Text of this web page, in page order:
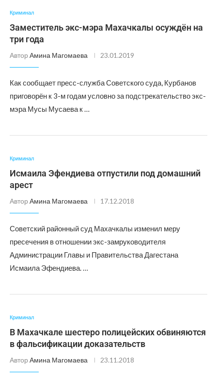
Криминал
Заместитель экс-мэра Махачкалы осуждён на
три года
Автор Амина Магомаева 23.01.2019
Как сообщает пресс-служба Советского суда, Курбанов
приговорён к 3-м годам условно за подстрекательство экс-
мэра Мусы Мусаева к …
Криминал
Исмаила Эфендиева отпустили под домашний
арест
Автор Амина Магомаева 17.12.2018
Советский районный суд Махачкалы изменил меру
пресечения в отношении экс-замруководителя
Администрации Главы и Правительства Дагестана
Исмаила Эфендиева. …
Криминал
В Махачкале шестеро полицейских обвиняются
в фальсификации доказательств
Автор Амина Магомаева 23.11.2018